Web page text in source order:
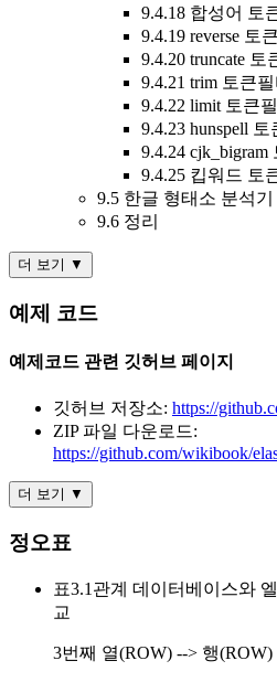
9.4.18 합성어 토
9.4.19 reverse 토
9.4.20 truncate 토
9.4.21 trim 토큰필
9.4.22 limit 토큰
9.4.23 hunspell 토
9.4.24 cjk_bigram
9.4.25 킵워드 토
9.5 한글 형태소 분석기
9.6 정리
더 보기 ▼
예제 코드
예제코드 관련 깃허브 페이지
깃허브 저장소: https://
ZIP 파일 다운로드:
https://github.com/wikibook/
더 보기 ▼
정오표
표3.1관계 데이터베이스와
교
3번째 열(ROW) --> 행(ROW)